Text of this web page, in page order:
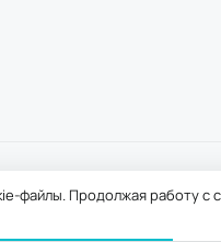
информация носит
согласно Указу
рецептурных
выполняется при
файлы. Продолжая работу с